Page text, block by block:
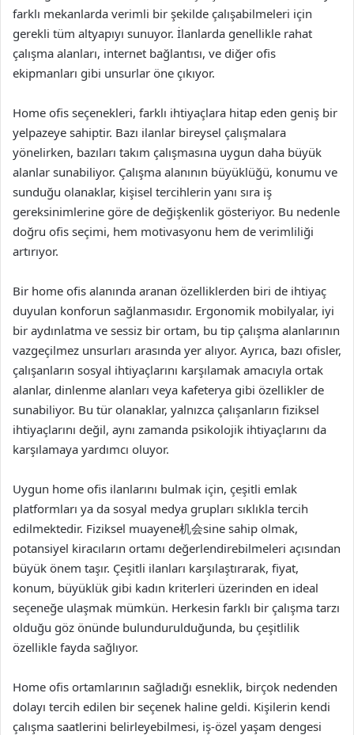
farklı mekanlarda verimli bir şekilde çalışabilmeleri için
gerekli tüm altyapıyı sunuyor. İlanlarda genellikle rahat
çalışma alanları, internet bağlantısı, ve diğer ofis
ekipmanları gibi unsurlar öne çıkıyor.
Home ofis seçenekleri, farklı ihtiyaçlara hitap eden geniş bir
yelpazeye sahiptir. Bazı ilanlar bireysel çalışmalara
yönelirken, bazıları takım çalışmasına uygun daha büyük
alanlar sunabiliyor. Çalışma alanının büyüklüğü, konumu ve
sunduğu olanaklar, kişisel tercihlerin yanı sıra iş
gereksinimlerine göre de değişkenlik gösteriyor. Bu nedenle
doğru ofis seçimi, hem motivasyonu hem de verimliliği
artırıyor.
Bir home ofis alanında aranan özelliklerden biri de ihtiyaç
duyulan konforun sağlanmasıdır. Ergonomik mobilyalar, iyi
bir aydınlatma ve sessiz bir ortam, bu tip çalışma alanlarının
vazgeçilmez unsurları arasında yer alıyor. Ayrıca, bazı ofisler,
çalışanların sosyal ihtiyaçlarını karşılamak amacıyla ortak
alanlar, dinlenme alanları veya kafeterya gibi özellikler de
sunabiliyor. Bu tür olanaklar, yalnızca çalışanların fiziksel
ihtiyaçlarını değil, aynı zamanda psikolojik ihtiyaçlarını da
karşılamaya yardımcı oluyor.
Uygun home ofis ilanlarını bulmak için, çeşitli emlak
platformları ya da sosyal medya grupları sıklıkla tercih
edilmektedir. Fiziksel muayene机会sine sahip olmak,
potansiyel kiracıların ortamı değerlendirebilmeleri açısından
büyük önem taşır. Çeşitli ilanları karşılaştırarak, fiyat,
konum, büyüklük gibi kadın kriterleri üzerinden en ideal
seçeneğe ulaşmak mümkün. Herkesin farklı bir çalışma tarzı
olduğu göz önünde bulundurulduğunda, bu çeşitlilik
özellikle fayda sağlıyor.
Home ofis ortamlarının sağladığı esneklik, birçok nedenden
dolayı tercih edilen bir seçenek haline geldi. Kişilerin kendi
çalışma saatlerini belirleyebilmesi, iş-özel yaşam dengesi